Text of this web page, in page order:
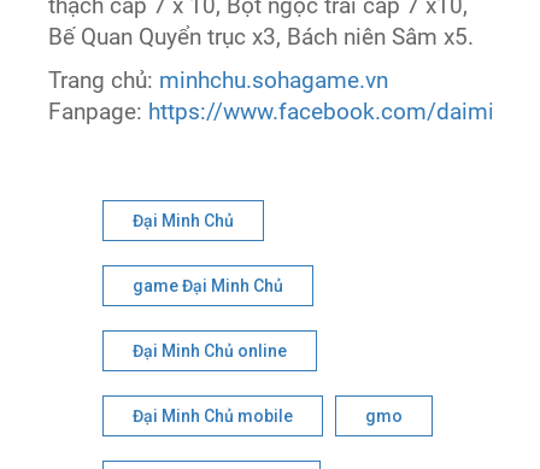
thạch cấp 7 x 10, Bột ngọc trai cấp 7 x10,
Bế Quan Quyển trục x3, Bách niên Sâm x5.
Trang chủ: minhchu.sohagame.vn
Fanpage: https://www.facebook.com/
Đại Minh Chủ
game Đại Minh Chủ
Đại Minh Chủ online
Đại Minh Chủ mobile gmo